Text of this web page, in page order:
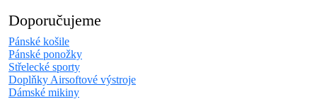
Doporučujeme
Pánské košile
Pánské ponožky
Střelecké sporty
Doplňky Airsoftové výstroje
Dámské mikiny